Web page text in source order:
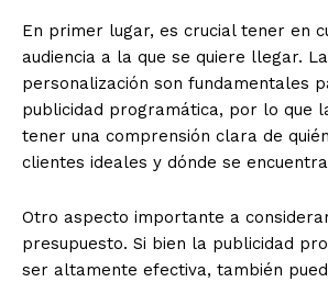
En primer lugar, es crucial tener en
audiencia a la que se quiere llegar.
personalización son fundamentales
publicidad programática, por lo que
tener una comprensión clara de
clientes ideales y dónde se
Otro aspecto importante a
presupuesto. Si bien la publicidad
ser altamente efectiva, también